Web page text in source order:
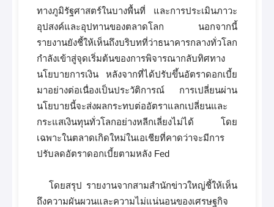
ทางภูมิรัฐศาสตร์ในบางพื้นที่ และการประเมินภาวะ
อุปสงค์และอุปทานของตลาดโลก นอกจากนี้
รายงานยังชี้ให้เห็นถึงบริบทที่ว่าธนาคารกลางทั่วโลก
กำลังเข้าสู่จุดเริ่มต้นของการพิจารณากลับทิศทาง
นโยบายการเงิน หลังจากที่ได้ปรับขึ้นอัตราดอกเบี้ย
มาอย่างต่อเนื่องเป็นประวัติการณ์ การเปลี่ยนผ่าน
นโยบายนี้จะส่งผลกระทบต่ออัตราแลกเปลี่ยนและ
กระแสเงินทุนทั่วโลกอย่างหลีกเลี่ยงไม่ได้ โดย
เฉพาะในตลาดเกิดใหม่ในเอเชียที่คาดว่าจะมีการ
ปรับลดอัตราดอกเบี้ยตามหลัง Fed
โดยสรุป รายงานจากสามสำนักข่าวใหญ่ชี้ให้เห็น
ถึงความผันผวนและความไม่แน่นอนของเศรษฐกิจ